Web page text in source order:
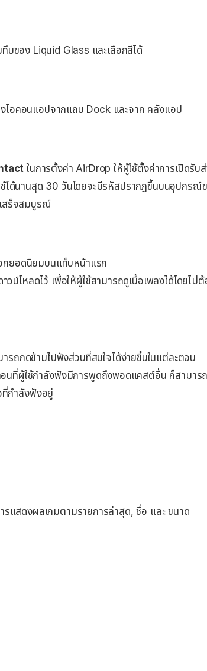
บของ Liquid Glass และเลือกสีได้
ไอคอนแอปจากแถบ Dock และจาก คลังแอป
ในการตั้งค่า AirDrop ให้ผู้ใช้ตั้งค่าการเปิดรับ
ได้นานสุด 30 วันโดยจะมีรหัสปรากฏขึ้นบนอุปกรณ์
สร็จสมบูรณ์
กยอดนิยมบนแท็บหน้าแรก
น์โหลดไว้ เพื่อให้ผู้ใช้สามารถดูเนื้อเพลงได้โดยไม่
ารถกดข้ามไปฟังส่วนที่สนใจได้ง่ายขึ้นในแต่ละตอน
นที่ผู้ใช้กำลังฟังมีการพูดถึงพอดแคสต์อื่น ก็สามา
กำลังฟังอยู่
รแสดงผลเกมตามรายการล่าสุด, ชื่อ และ ขนาด